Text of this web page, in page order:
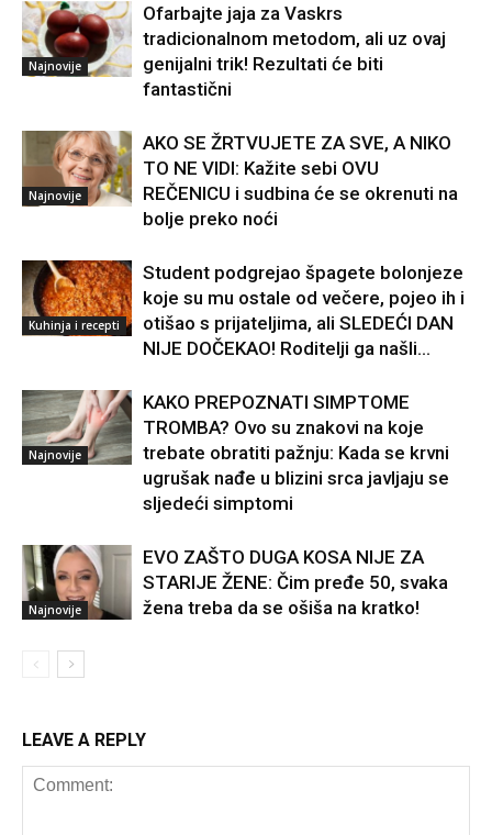
Najnovije
Ofarbajte jaja za Vaskrs
tradicionalnom metodom, ali uz ovaj
genijalni trik! Rezultati će biti
fantastični
Najnovije
AKO SE ŽRTVUJETE ZA SVE, A NIKO
TO NE VIDI: Kažite sebi OVU
REČENICU i sudbina će se okrenuti na
bolje preko noći
Kuhinja i recepti
Student podgrejao špagete bolonjeze
koje su mu ostale od večere, pojeo ih i
otišao s prijateljima, ali SLEDEĆI DAN
NIJE DOČEKAO! Roditelji ga našli...
Najnovije
KAKO PREPOZNATI SIMPTOME
TROMBA? Ovo su znakovi na koje
trebate obratiti pažnju: Kada se krvni
ugrušak nađe u blizini srca javljaju se
sljedeći simptomi
Najnovije
EVO ZAŠTO DUGA KOSA NIJE ZA
STARIJE ŽENE: Čim pređe 50, svaka
žena treba da se ošiša na kratko!
LEAVE A REPLY